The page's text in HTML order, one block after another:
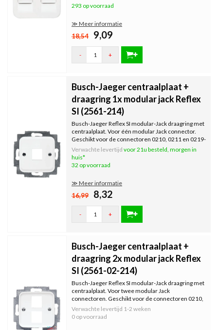
293 op voorraad
≫ Meer informatie
18,54 9,09
- +
Busch-Jaeger centraalplaat +
draagring 1x modular jack Reflex
SI (2561-214)
Busch-Jaeger Reflex SI modular-Jack draagring met
centraalplaat. Voor één modular Jack connector.
Geschikt voor de connectoren 0210, 0211 en 0219-
101 (cat6).
Verwachte levertijd voor 21u besteld, morgen in
huis*
32 op voorraad
≫ Meer informatie
16,99 8,32
- +
Busch-Jaeger centraalplaat +
draagring 2x modular jack Reflex
SI (2561-02-214)
Busch-Jaeger Reflex SI modular-Jack draagring met
centraalplaat. Voor twee modular Jack
connectoren. Geschikt voor de connectoren 0210,
0211 en 0219-101 (cat6).
Verwachte levertijd 1-2 weken
0 op voorraad